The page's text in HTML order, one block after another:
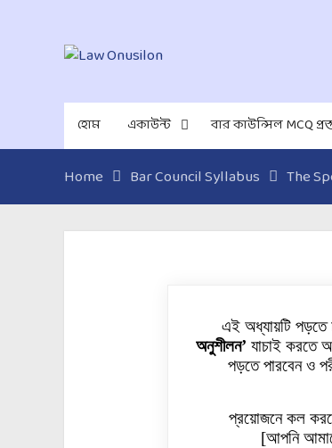
হোম একাউন্ট বার কাউন্সিল MCQ
Home Bar Council Syllabus The
এই অধ্যায়টি
অনুশীলন’ যাচাই করতে
পড়তে পারবেন ও
প্রয়োজনে কল
[আপনি